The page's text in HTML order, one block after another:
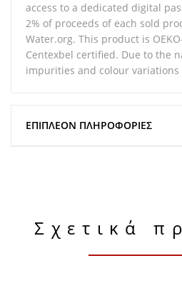
access to a dedicated digital
2% of proceeds of each sold
Water.org. This product is
Centexbel certified. Due to the
impurities and colour variations
ΕΠΙΠΛΈΟΝ ΠΛΗΡΟΦΟΡΊΕΣ
Σχετικά